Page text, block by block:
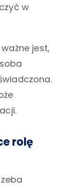
w
jest,
rolę